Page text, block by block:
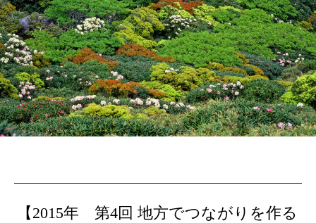
【2015年 第4回 地方でつながりを作る